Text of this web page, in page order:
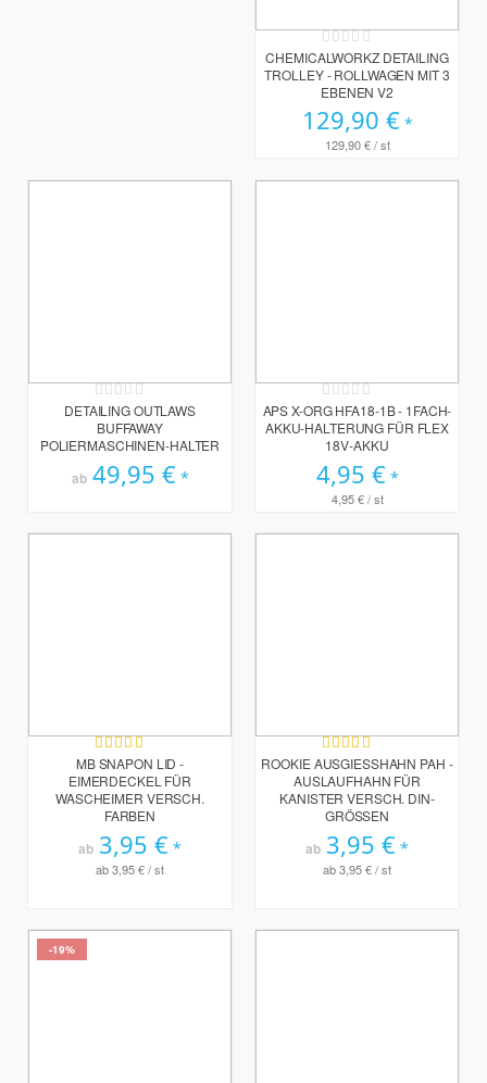
Rating:
0%
CHEMICALWORKZ DETAILING
TROLLEY - ROLLWAGEN MIT 3
EBENEN V2
129,90 €
129,90 €/ st
Rating:
0%
DETAILING OUTLAWS
BUFFAWAY
POLIERMASCHINEN-HALTER
ab 49,95 €
Rating:
0%
APS X-ORG HFA18-1B - 1FACH-
AKKU-HALTERUNG FÜR FLEX
18V-AKKU
4,95 €
4,95 €/ st
Bewertung:
100%
MB SNAPON LID -
EIMERDECKEL FÜR
WASCHEIMER VERSCH.
FARBEN
ab 3,95 €
ab3,95 €/ st
Bewertung:
100%
ROOKIE AUSGIESSHAHN PAH - A
USLAUFHAHN FÜR K
ANISTER VERSCH. DIN-G
RÖSSEN
ab 3,95 €
ab3,95 €/ st
-19%